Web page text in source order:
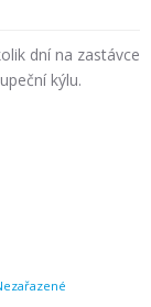
dní na zastávce
kýlu.